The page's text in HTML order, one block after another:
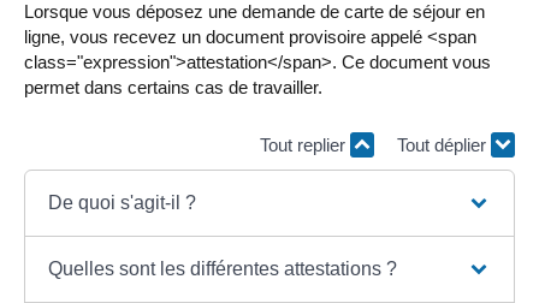
Lorsque vous déposez une demande de carte de séjour en
ligne, vous recevez un document provisoire appelé <span
class="expression">attestation</span>. Ce document vous
permet dans certains cas de travailler.
Tout replier Tout déplier
De quoi s'agit-il ?
Quelles sont les différentes attestations ?